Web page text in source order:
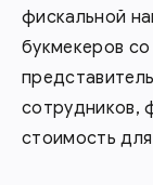
фискальной
букмекеров
сотрудников,
стоимость